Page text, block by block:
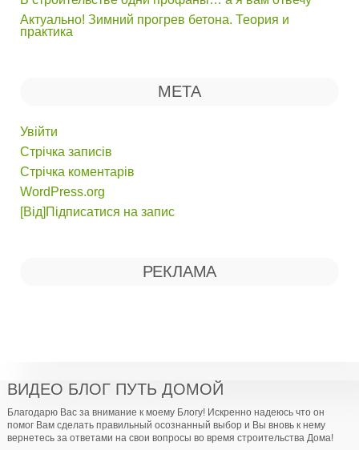
Актуально! Зимний прогрев бетона. Теория и
практика
МЕТА
Увійти
Стрічка записів
Стрічка коментарів
WordPress.org
[Від]Підписатися на запис
РЕКЛАМА
ВИДЕО БЛОГ ПУТЬ ДОМОЙ
Благодарю Вас за внимание к моему Блогу! Искренно надеюсь что он
помог Вам сделать правильный осознанный выбор и Вы вновь к нему
вернетесь за ответами на свои вопросы во время строительства Дома!